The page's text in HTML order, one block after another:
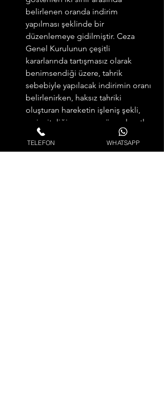
belirlenen oranda indirim
yapılması şeklinde bir
düzenlemeye gidilmiştir. Ceza
Genel Kurulunun çeşitli
kararlarında tartışmasız olarak
benimsendiği üzere, tahrik
sebebiyle yapılacak indirimin oranı
belirlenirken, haksız tahriki
oluşturan hareketin işleniş şekli,
yeri, niteliği, zamanı, yöresel şartlar
ve tahrik eden ile edilenin
durumları göz önüne alınıp
TELEFON WHATSAPP